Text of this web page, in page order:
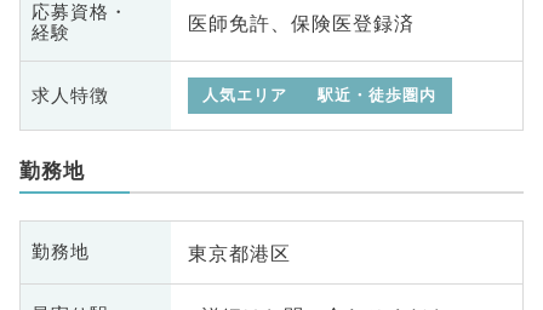
応募資格・
経験
医師免許、保険医登録済
求人特徴 人気エリア 駅近・徒歩圏内
勤務地
勤務地 東京都港区